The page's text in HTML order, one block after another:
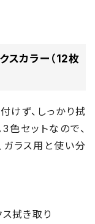
スカラー（12枚
けず、しっかり拭
色セットなので、
ガラス用と使い分
ス拭き取り